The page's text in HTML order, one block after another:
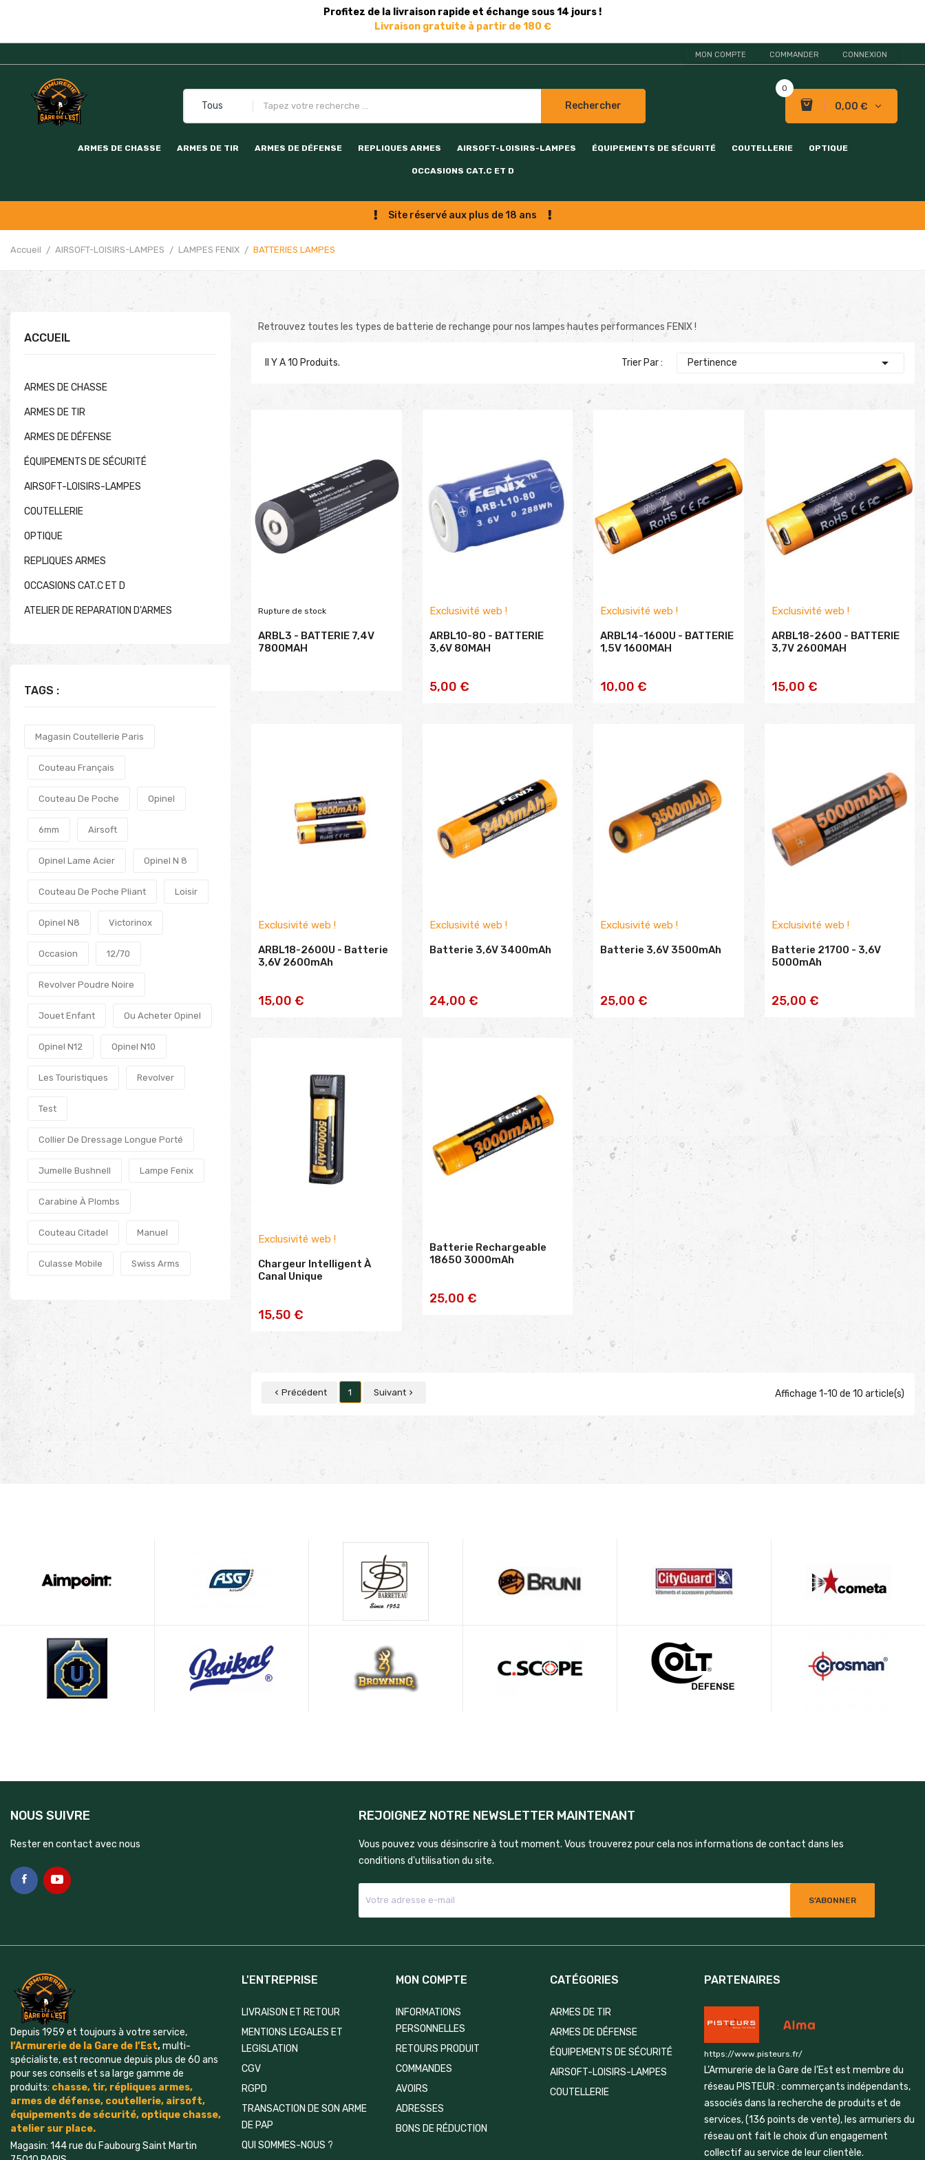
Profitez de la livraison rapide et échange sous 14 jours !
Livraison gratuite à partir de 180 €
MON COMPTE COMMANDER CONNEXION
0
0,00 €
Rechercher
ARMES DE CHASSE ARMES DE TIR ARMES DE DÉFENSE REPLIQUES ARMES AIRSOFT-LOISIRS-LAMPES ÉQUIPEMENTS DE SÉCURITÉ COUTELLERIE OPTIQUE
OCCASIONS CAT.C ET D
Site réservé aux plus de 18 ans
Accueil AIRSOFT-LOISIRS-LAMPES LAMPES FENIX BATTERIES LAMPES
ACCUEIL
ARMES DE CHASSE
ARMES DE TIR
ARMES DE DÉFENSE
ÉQUIPEMENTS DE SÉCURITÉ
AIRSOFT-LOISIRS-LAMPES
COUTELLERIE
OPTIQUE
REPLIQUES ARMES
OCCASIONS CAT.C ET D
ATELIER DE REPARATION D'ARMES
TAGS :
Magasin Coutellerie Paris
Couteau Français
Couteau De Poche Opinel
6mm Airsoft
Opinel Lame Acier Opinel N 8
Couteau De Poche Pliant Loisir
Opinel N8 Victorinox
Occasion 12/70
Revolver Poudre Noire
Jouet Enfant Ou Acheter Opinel
Opinel N12 Opinel N10
Les Touristiques Revolver
Test
Collier De Dressage Longue Porté
Jumelle Bushnell Lampe Fenix
Carabine À Plombs
Couteau Citadel Manuel
Culasse Mobile Swiss Arms
Retrouvez toutes les types de batterie de rechange pour nos lampes hautes performances FENIX !
Il Y A 10 Produits. Trier Par : Pertinence 
Rupture de stock
ARBL3 - BATTERIE 7,4V
7800MAH
Exclusivité web !
ARBL10-80 - BATTERIE
3,6V 80MAH
5,00 €AJOUTER AU
Exclusivité web !
ARBL14-1600U - BATTERIE
1,5V 1600MAH
10,00 €AJOUTER AU
Exclusivité web !
ARBL18-2600 - BATTERIE
3,7V 2600MAH
15,00 €AJOUTER AU
Exclusivité web !
ARBL18-2600U - Batterie
3,6V 2600mAh
15,00 €AJOUTER AU
Exclusivité web !
Batterie 3,6V 3400mAh
24,00 €AJOUTER AU
Exclusivité web !
Batterie 3,6V 3500mAh
25,00 €AJOUTER AU
Exclusivité web !
Batterie 21700 - 3,6V
5000mAh
25,00 €AJOUTER AU
Exclusivité web !
Chargeur Intelligent À
Canal Unique
15,50 €AJOUTER AU
Batterie Rechargeable
18650 3000mAh
25,00 €AJOUTER AU
Affichage 1-10 de 10 article(s)
 Précédent 1 Suivant 
NOUS SUIVRE
Rester en contact avec nous
REJOIGNEZ NOTRE NEWSLETTER MAINTENANT
Vous pouvez vous désinscrire à tout moment. Vous trouverez pour cela nos informations de contact dans les
conditions d'utilisation du site.
Depuis 1959 et toujours à votre service,
l’Armurerie de la Gare de l’Est,multi-
spécialiste, est reconnue depuis plus de 60 ans
pour ses conseils et sa large gamme de
produits: chasse, tir, répliques armes,
armes de défense, coutellerie, airsoft,
équipements de sécurité, optique chasse,
atelier sur place.
Magasin: 144 rue du Faubourg Saint Martin
L'ENTREPRISE
LIVRAISON ET RETOUR
MENTIONS LEGALES ET
LEGISLATION
CGV
RGPD
TRANSACTION DE SON ARME
DE PAP
QUI SOMMES-NOUS ?
MON COMPTE
INFORMATIONS
PERSONNELLES
RETOURS PRODUIT
COMMANDES
AVOIRS
ADRESSES
BONS DE RÉDUCTION
CATÉGORIES
ARMES DE TIR
ARMES DE DÉFENSE
ÉQUIPEMENTS DE SÉCURITÉ
AIRSOFT-LOISIRS-LAMPES
COUTELLERIE
PARTENAIRES
https://www.pisteurs.fr/
L’Armurerie de la Gare de l’Est est membre du
réseau PISTEUR : commerçants indépendants,
associés dans la recherche de produits et de
services, (136 points de vente), les armuriers du
réseau ont fait le choix d’un engagement
collectif au service de leur clientèle.